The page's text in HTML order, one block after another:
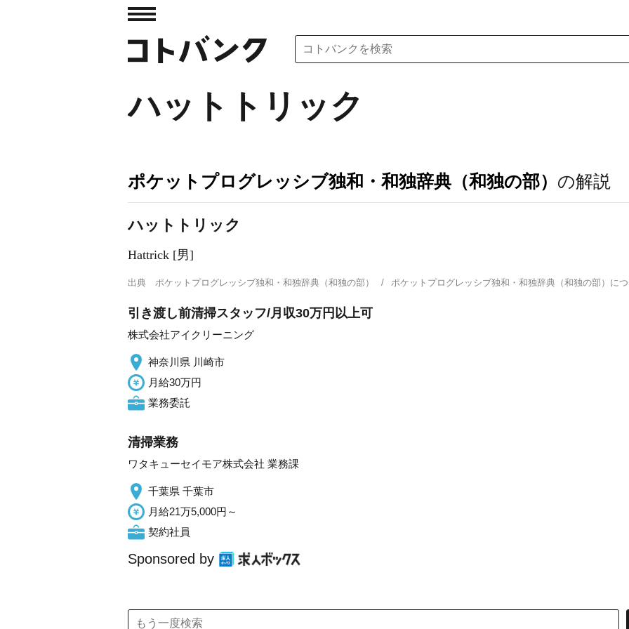
ハットトリック
ポケットプログレッシブ独和・和独辞典（和独の部） の解説
ハットトリック
Hattrick [男]
出典 ポケットプログレッシブ独和・和独辞典（和独の部） ポケットプログレッシブ独和・和独辞典（和独の部）
引き渡し前清掃スタッフ/月収30万円以上可
株式会社アイクリーニング
神奈川県 川崎市
月給30万円
業務委託
清掃業務
ワタキューセイモア株式会社 業務課
千葉県 千葉市
月給21万5,000円～
契約社員
Sponsored by